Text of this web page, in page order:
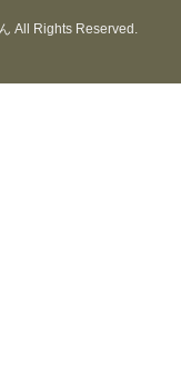
All Rights Reserved.